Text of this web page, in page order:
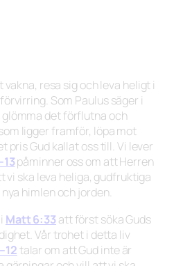
resa sig och leva heligt i
Som Paulus säger i
glömma det förflutna och
ligger framför, löpa mot
pris Gud kallat oss till. Vi lever
påminner oss om att Herren
vi ska leva heliga, gudfruktiga
himlen och jorden.
Matt 6:33 att först söka Guds
Vår trohet i detta liv
talar om att Gud inte är